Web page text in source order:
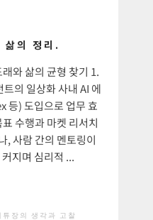
삶의 정리.
와 삶의 균형 찾기 1.
의 일상화 사내 AI 에
) 도입으로 업무 효
수행과 마켓 리서치
, 사람 간의 멘토링이
지며 심리적 ...
튜장의 생각과 고찰